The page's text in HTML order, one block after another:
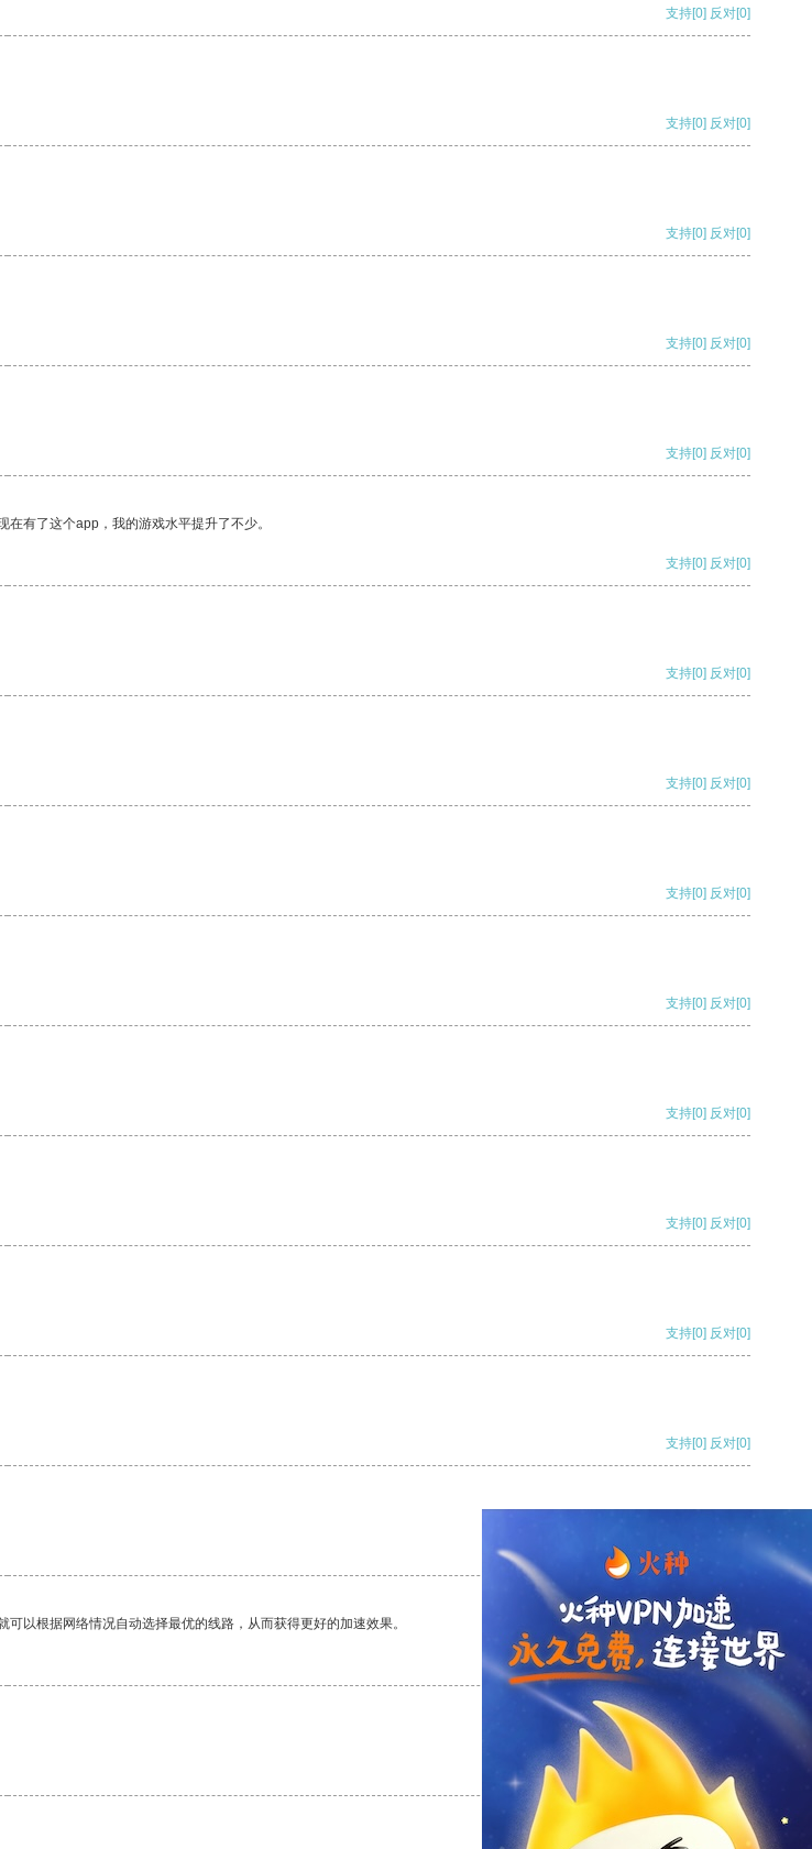
支持[0] 反对[0]
支持[0] 反对[0]
支持[0] 反对[0]
支持[0] 反对[0]
支持[0] 反对[0]
有了这个app，我的游戏水平提升了不少。
支持[0] 反对[0]
支持[0] 反对[0]
支持[0] 反对[0]
支持[0] 反对[0]
支持[0] 反对[0]
支持[0] 反对[0]
支持[0] 反对[0]
支持[0] 反对[0]
支持[0] 反对[0]
支持
以根据网络情况自动选择最优的线路，从而获得更好的加速效果。
支持[0] 反对[0]
支持[0] 反对[0]